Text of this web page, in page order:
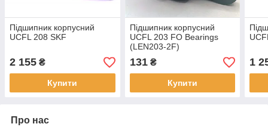
Підшипник корпусний
UCFL 208 SKF
2 155 ₴
Купити
Підшипник корпусний
UCFL 203 FO Bearings
(LEN203-2F)
131₴
Купити
1
Про нас